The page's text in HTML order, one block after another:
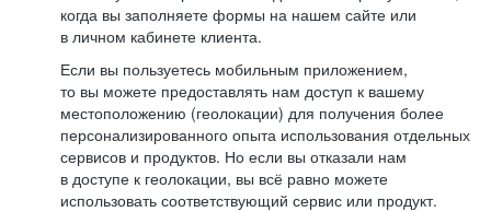
когда вы заполняете формы на нашем сайте или
в личном кабинете клиента.
Если вы пользуетесь мобильным приложением,
то вы можете предоставлять нам доступ к вашему
местоположению (геолокации) для получения более
персонализированного опыта использования отдельных
сервисов и продуктов. Но если вы отказали нам
в доступе к геолокации, вы всё равно можете
использовать соответствующий сервис или продукт.